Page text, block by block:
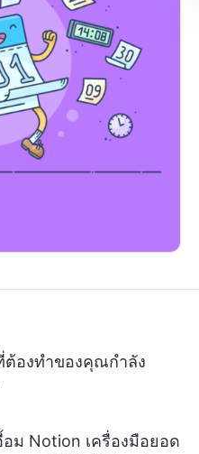
ต้องทำของคุณกำลัง
ม Notion เครื่องมือยอด